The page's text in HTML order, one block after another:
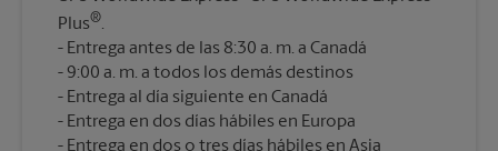
Plus®.
Entrega antes de las 8:30 a. m. a Canadá
9:00 a. m. a todos los demás destinos
Entrega al día siguiente en Canadá
Entrega en dos días hábiles en Europa